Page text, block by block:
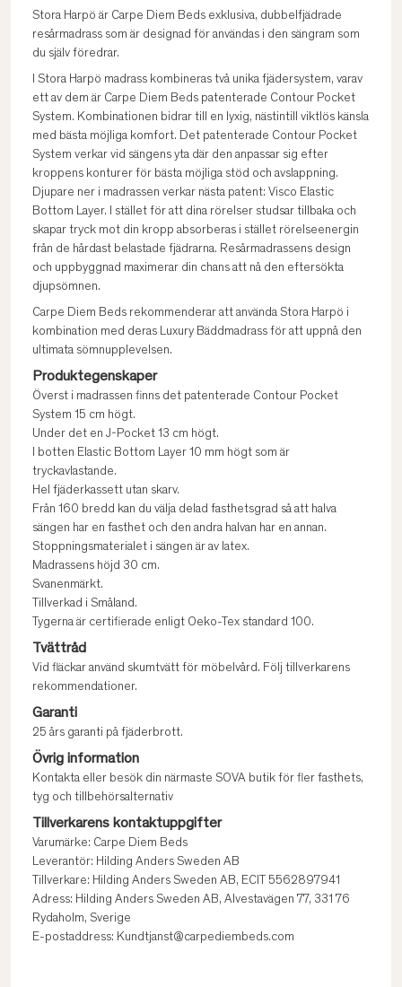
Stora Harpö är Carpe Diem Beds exklusiva, dubbelfjädrade
resårmadrass som är designad för användas i den sängram som
du själv föredrar.
I Stora Harpö madrass kombineras två unika fjädersystem, varav
ett av dem är Carpe Diem Beds patenterade Contour Pocket
System. Kombinationen bidrar till en lyxig, nästintill viktlös känsla
med bästa möjliga komfort. Det patenterade Contour Pocket
System verkar vid sängens yta där den anpassar sig efter
kroppens konturer för bästa möjliga stöd och avslappning.
Djupare ner i madrassen verkar nästa patent: Visco Elastic
Bottom Layer. I stället för att dina rörelser studsar tillbaka och
skapar tryck mot din kropp absorberas i stället rörelseenergin
från de hårdast belastade fjädrarna. Resårmadrassens design
och uppbyggnad maximerar din chans att nå den eftersökta
djupsömnen.
Carpe Diem Beds rekommenderar att använda Stora Harpö i
kombination med deras Luxury Bäddmadrass för att uppnå den
ultimata sömnupplevelsen.
Produktegenskaper
Överst i madrassen finns det patenterade Contour Pocket
System 15 cm högt.
Under det en J-Pocket 13 cm högt.
I botten Elastic Bottom Layer 10 mm högt som är
tryckavlastande.
Hel fjäderkassett utan skarv.
Från 160 bredd kan du välja delad fasthetsgrad så att halva
sängen har en fasthet och den andra halvan har en annan.
Stoppningsmaterialet i sängen är av latex.
Madrassens höjd 30 cm.
Svanenmärkt.
Tillverkad i Småland.
Tygerna är certifierade enligt Oeko-Tex standard 100.
Tvättråd
Vid fläckar använd skumtvätt för möbelvård. Följ tillverkarens
rekommendationer.
Garanti
25 års garanti på fjäderbrott.
Övrig information
Kontakta eller besök din närmaste SOVA butik för fler fasthets,
tyg och tillbehörsalternativ
Tillverkarens kontaktuppgifter
Varumärke: Carpe Diem Beds
Leverantör: Hilding Anders Sweden AB
Tillverkare: Hilding Anders Sweden AB, ECIT 5562897941
Adress: Hilding Anders Sweden AB, Alvestavägen 77, 331 76
Rydaholm, Sverige
E-postaddress: Kundtjanst@carpediembeds.com